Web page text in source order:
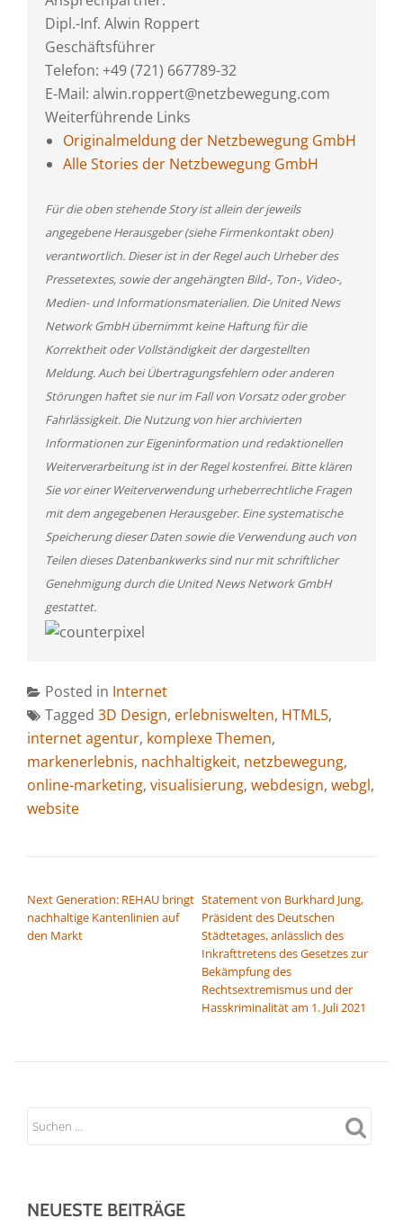
Dipl.-Inf. Alwin Roppert
Geschäftsführer
Telefon: +49 (721) 667789-32
E-Mail: alwin.roppert@netzbewegung.com
Weiterführende Links
Originalmeldung der Netzbewegung GmbH
Alle Stories der Netzbewegung GmbH
Für die oben stehende Story ist allein der jeweils
angegebene Herausgeber (siehe Firmenkontakt oben)
verantwortlich. Dieser ist in der Regel auch Urheber des
Pressetextes, sowie der angehängten Bild-, Ton-, Video-,
Medien- und Informationsmaterialien. Die United News
Network GmbH übernimmt keine Haftung für die
Korrektheit oder Vollständigkeit der dargestellten
Meldung. Auch bei Übertragungsfehlern oder anderen
Störungen haftet sie nur im Fall von Vorsatz oder grober
Fahrlässigkeit. Die Nutzung von hier archivierten
Informationen zur Eigeninformation und redaktionellen
Weiterverarbeitung ist in der Regel kostenfrei. Bitte klären
Sie vor einer Weiterverwendung urheberrechtliche Fragen
mit dem angegebenen Herausgeber. Eine systematische
Speicherung dieser Daten sowie die Verwendung auch von
Teilen dieses Datenbankwerks sind nur mit schriftlicher
Genehmigung durch die United News Network GmbH
gestattet.
Posted in Internet
Tagged 3D Design, erlebniswelten, HTML5,
internet agentur, komplexe Themen,
markenerlebnis, nachhaltigkeit, netzbewegung,
online-marketing, visualisierung, webdesign, webgl,
website
Next Generation: REHAU bringt
nachhaltige Kantenlinien auf
den Markt
Statement von Burkhard Jung,
Präsident des Deutschen
Städtetages, anlässlich des
Inkrafttretens des Gesetzes zur
Bekämpfung des
Rechtsextremismus und der
Hasskriminalität am 1. Juli 2021
NEUESTE BEITRÄGE